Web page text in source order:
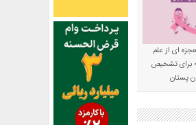
ای از علم
برای تشخیص
پستان